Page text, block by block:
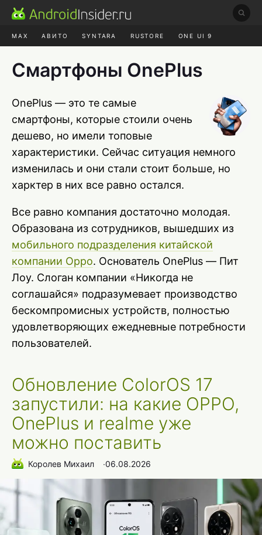
MAX АВИТО SYNTARA RUSTORE ONE UI 9
Смартфоны OnePlus
OnePlus — это те самые
смартфоны, которые стоили очень
дешево, но имели топовые
характеристики. Сейчас ситуация немного
изменилась и они стали стоит больше, но
харктер в них все равно остался.
Все равно компания достаточно молодая.
Образована из cотрудников, вышедших из
мобильного подразделения китайской
компании Oppo. Основатель OnePlus — Пит
Лоу. Слоган компании «Никогда не
соглашайся» подразумевает производство
бескомпромисных устройств, полностью
удовлетворяющих ежедневные потребности
пользователей.
Обновление ColorOS 17
запустили: на какие OPPO,
OnePlus и realme уже
можно поставить
Королев Михаил ∙06.08.2026